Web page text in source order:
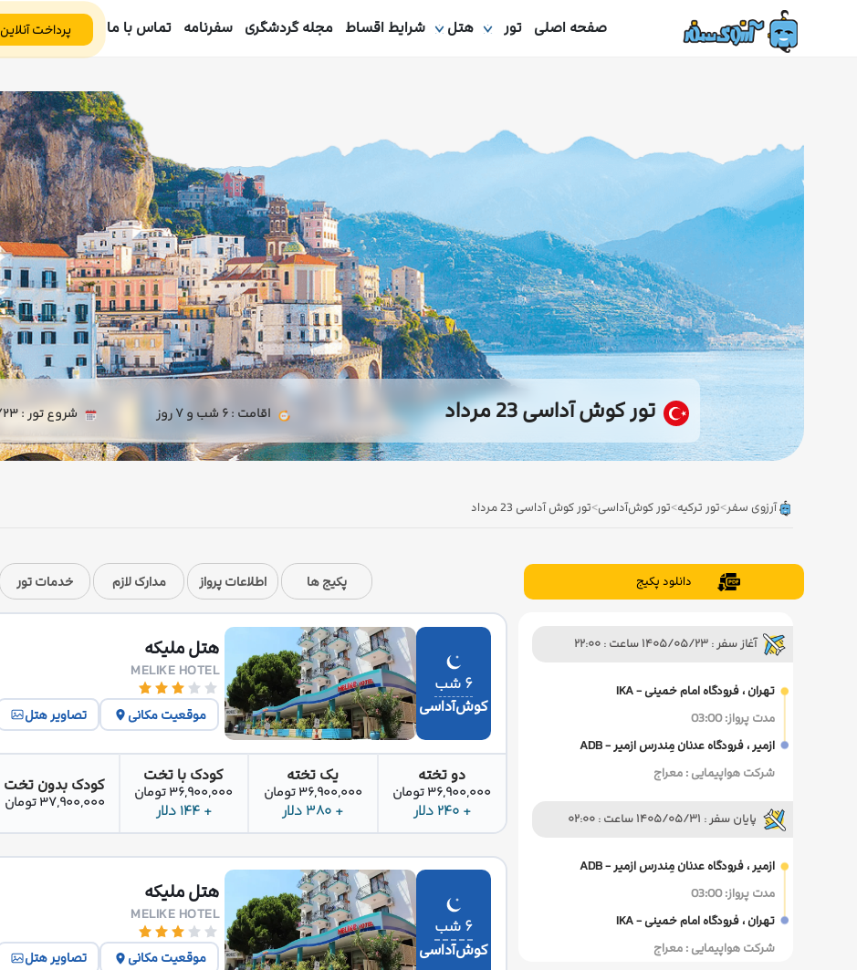
صفحه اصلی تور هتل شرایط اقساط مجله گردشگری سفرنامه تماس با ما پرداخت آنلاین
تور کوش آداسی 23 مرداد اقامت : 6 شب و 7 روز شروع تور : 1405/05/23 | پایان تور : 1405/05/31
آرزوی سفر>تور ترکیه>تور کوش‌آداسی>تور کوش آداسی 23 مرداد
دانلود پکیج پکیج ها اطلاعات پرواز مدارک لازم خدمات تور
آغاز سفر : 1405/05/23 ساعت : 22:00
تهران ، فرودگاه امام خمینی - IKA
مدت پرواز: 03:00
ازمیر ، فرودگاه عدنان مِندرس ازمیر - ADB
شرکت هواپیمایی : معراج
پایان سفر : 1405/05/31 ساعت : 02:00
ازمیر ، فرودگاه عدنان مِندرس ازمیر - ADB
مدت پرواز: 03:00
تهران ، فرودگاه امام خمینی - IKA
شرکت هواپیمایی : معراج
۶ شب
کوش‌آداسی
هتل ملیکه
MELIKE HOTEL
موقعیت مکانی تصاویر هتل
دو تخته
36,900,000 تومان
+ 240 دلار
یک تخته
36,900,000 تومان
+ 380 دلار
کودک با تخت
36,900,000 تومان
+ 144 دلار
کودک بدون تخت
37,900,000 تومان
۶ شب
کوش‌آداسی
هتل ملیکه
MELIKE HOTEL
موقعیت مکانی تصاویر هتل